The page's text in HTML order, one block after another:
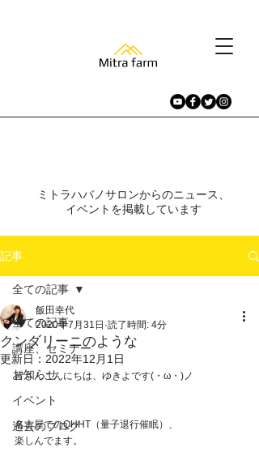
ミトラハバノサロンからのニュース、
イベントを掲載しています​
記事
全ての記事
講座、セミナー
お知らせ
イベント
過去のブログ
全ての記事
クンダリーニのような
飯田幸代
2020年7月31日 読了時間: 4分
更新日： 2022年12月1日
皆さんこんにちは、ゆきよです(・ω・)ノ
名古屋でのQHHT（量子退行催眠）、
楽しんでます。